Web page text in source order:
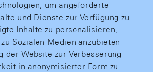
um angeforderte
und Dienste zur Verfügung zu
Inhalte zu personalisieren,
Sozialen Medien anzubieten
der Website zur Verbesserung
in anonymisierter Form zu